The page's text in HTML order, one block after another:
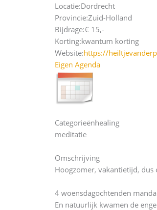
Locatie:Dordrecht
Provincie:Zuid-Holland
Bijdrage:€ 15,-
Korting:kwantum korting
Website:https://
Eigen Agenda
Categorieënhealing
meditatie
Omschrijving
Hoogzomer, vakantietijd,
4 woensdagochtenden
En natuurlijk kwamen de